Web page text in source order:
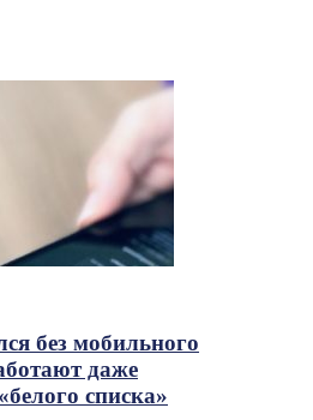
без мобильного
даже
списка»